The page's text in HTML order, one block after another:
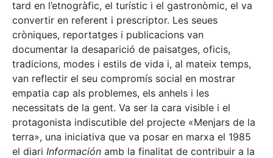
tard en l’etnogràfic, el turístic i el gastronòmic, el va
convertir en referent i prescriptor. Les seues
cròniques, reportatges i publicacions van
documentar la desaparició de paisatges, oficis,
tradicions, modes i estils de vida i, al mateix temps,
van reflectir el seu compromís social en mostrar
empatia cap als problemes, els anhels i les
necessitats de la gent. Va ser la cara visible i el
protagonista indiscutible del projecte «Menjars de la
terra», una iniciativa que va posar en marxa el 1985
el diari Información amb la finalitat de contribuir a la